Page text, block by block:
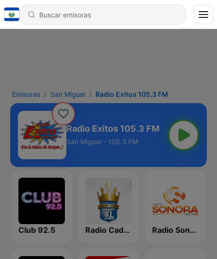
Emisoras San Miguel Radio Exitos 105.3 FM
Radio Exitos 105.3 FM
San Miguel - 105.3 FM
Club 92.5 Radio Cadena YSKL La Poderosa Radio Sonora 104.5 FM